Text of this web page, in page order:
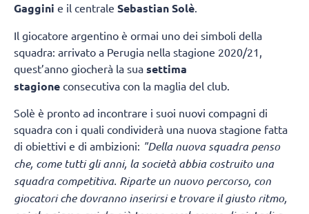
Gaggini e il centrale Sebastian Solè.
Il giocatore argentino è ormai uno dei simboli della
squadra: arrivato a Perugia nella stagione 2020/21,
quest’anno giocherà la sua settima
stagione consecutiva con la maglia del club.
Solè è pronto ad incontrare i suoi nuovi compagni di
squadra con i quali condividerà una nuova stagione fatta
di obiettivi e di ambizioni: "Della nuova squadra penso
che, come tutti gli anni, la società abbia costruito una
squadra competitiva. Riparte un nuovo percorso, con
giocatori che dovranno inserirsi e trovare il giusto ritmo,